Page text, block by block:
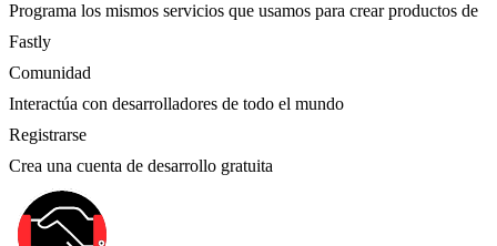
Programa los mismos servicios que usamos para crear productos de
Fastly
Comunidad
Interactúa con desarrolladores de todo el mundo
Registrarse
Crea una cuenta de desarrollo gratuita